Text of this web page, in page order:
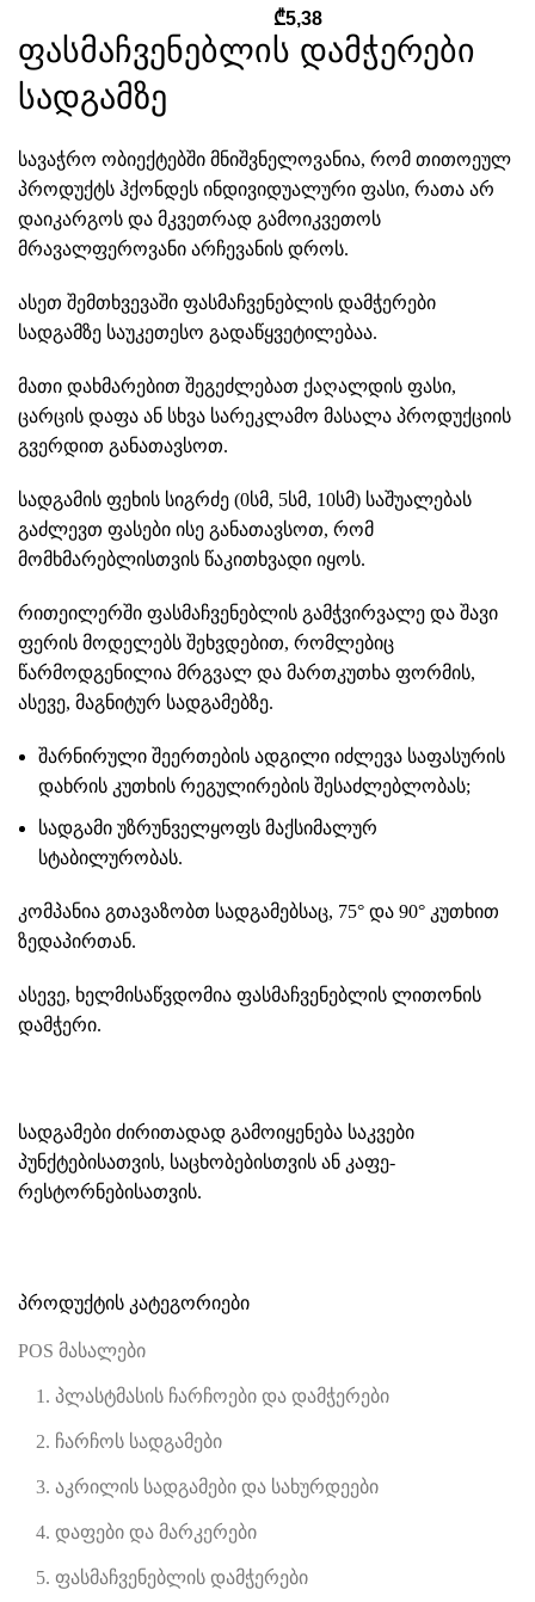
პროდუქტის კატეგორიები
POS მასალები
1. პლასტმასის ჩარჩოები და დამჭერები
2. ჩარჩოს სადგამები
3. აკრილის სადგამები და სახურდეები
4. დაფები და მარკერები
5. ფასმაჩვენებლის დამჭერები
₾5,38
ფასმაჩვენებლის დამჭერები
სადგამზე
სავაჭრო ობიექტებში მნიშვნელოვანია, რომ თითოეულ
პროდუქტს ჰქონდეს ინდივიდუალური ფასი, რათა არ
დაიკარგოს და მკვეთრად გამოიკვეთოს
მრავალფეროვანი არჩევანის დროს.
ასეთ შემთხვევაში ფასმაჩვენებლის დამჭერები
სადგამზე საუკეთესო გადაწყვეტილებაა.
მათი დახმარებით შეგეძლებათ ქაღალდის ფასი,
ცარცის დაფა ან სხვა სარეკლამო მასალა პროდუქციის
გვერდით განათავსოთ.
სადგამის ფეხის სიგრძე (0სმ, 5სმ, 10სმ) საშუალებას
გაძლევთ ფასები ისე განათავსოთ, რომ
მომხმარებლისთვის წაკითხვადი იყოს.
რითეილერში ფასმაჩვენებლის გამჭვირვალე და შავი
ფერის მოდელებს შეხვდებით, რომლებიც
წარმოდგენილია მრგვალ და მართკუთხა ფორმის,
ასევე, მაგნიტურ სადგამებზე.
შარნირული შეერთების ადგილი იძლევა საფასურის
დახრის კუთხის რეგულირების შესაძლებლობას;
სადგამი უზრუნველყოფს მაქსიმალურ
სტაბილურობას.
კომპანია გთავაზობთ სადგამებსაც, 75° და 90° კუთხით
ზედაპირთან.
ასევე, ხელმისაწვდომია ფასმაჩვენებლის ლითონის
დამჭერი.
სადგამები ძირითადად გამოიყენება საკვები
პუნქტებისათვის, საცხობებისთვის ან კაფე-
რესტორნებისათვის.